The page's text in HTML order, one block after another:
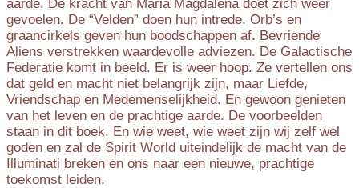
aarde. De kracht van Maria Magdalena doet zich weer
gevoelen. De “Velden” doen hun intrede. Orb’s en
graancirkels geven hun boodschappen af. Bevriende
Aliens verstrekken waardevolle adviezen. De Galactische
Federatie komt in beeld. Er is weer hoop. Ze vertellen ons
dat geld en macht niet belangrijk zijn, maar Liefde,
Vriendschap en Medemenselijkheid. En gewoon genieten
van het leven en de prachtige aarde. De voorbeelden
staan in dit boek. En wie weet, wie weet zijn wij zelf wel
goden en zal de Spirit World uiteindelijk de macht van de
Illuminati breken en ons naar een nieuwe, prachtige
toekomst leiden.